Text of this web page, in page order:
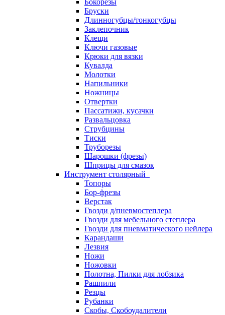
Бокорезы
Бруски
Длинногубцы/тонкогубцы
Заклепочник
Клещи
Ключи газовые
Крюки для вязки
Кувалда
Молотки
Напильники
Ножницы
Отвертки
Пассатижи, кусачки
Развальцовка
Струбцины
Тиски
Труборезы
Шарошки (фрезы)
Шприцы для смазок
Инструмент столярный
Топоры
Бор-фрезы
Верстак
Гвозди д/пневмостеплера
Гвозди для мебельного степлера
Гвозди для пневматического нейлера
Карандаши
Лезвия
Ножи
Ножовки
Полотна, Пилки для лобзика
Рашпили
Резцы
Рубанки
Скобы, Скобоудалители